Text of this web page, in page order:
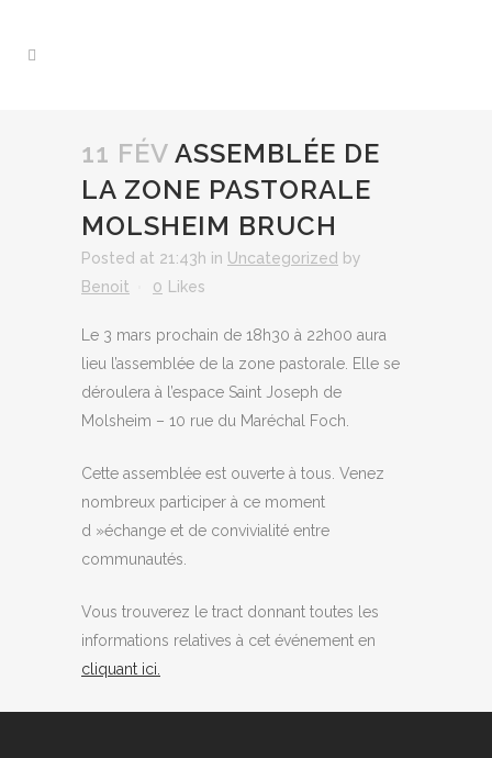
11 FÉV ASSEMBLÉE DE
LA ZONE PASTORALE
MOLSHEIM BRUCH
Posted at 21:43h in Uncategorized by
Benoit
0 Likes
Le 3 mars prochain de 18h30 à 22h00 aura
lieu l’assemblée de la zone pastorale. Elle se
déroulera à l’espace Saint Joseph de
Molsheim – 10 rue du Maréchal Foch.
Cette assemblée est ouverte à tous. Venez
nombreux participer à ce moment
d »échange et de convivialité entre
communautés.
Vous trouverez le tract donnant toutes les
informations relatives à cet événement en
cliquant ici.